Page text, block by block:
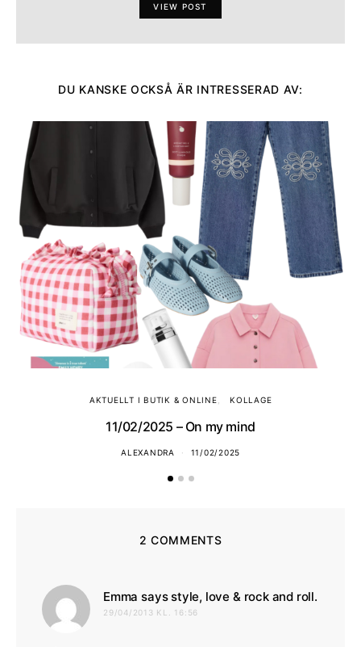
VIEW POST
DU KANSKE OCKSÅ ÄR INTRESSERAD AV:
AKTUELLT I BUTIK & ONLINE KOLLAGE
11/02/2025 – On my mind
ALEXANDRA 11/02/2025
2 COMMENTS
Emma says style, love & rock and roll.
29/04/2013 KL. 16:56